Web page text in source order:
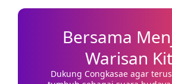
Bersama
Warisan
Dukung Congkasae agar